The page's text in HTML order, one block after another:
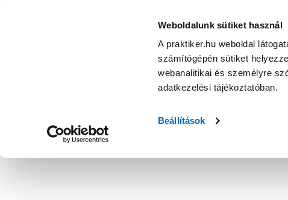
Weboldalunk sütiket használ
A praktiker.hu weboldal
számítógépén sütiket
webanalitikai és személyre
adatkezelési tájékoztatóban.
Beállítások